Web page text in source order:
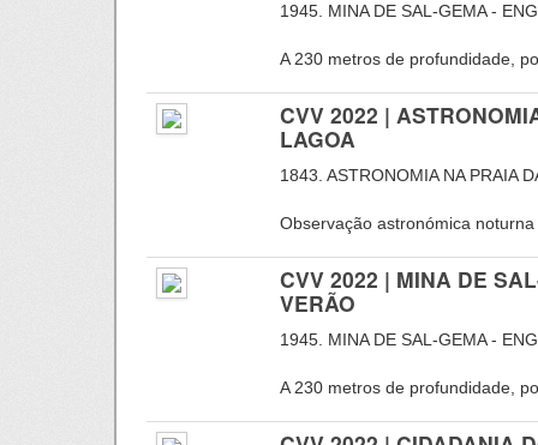
1945. MINA DE SAL-GEMA -
A 230 metros de profundidade,
CVV 2022 |
LAGOA
1843. ASTRONOMIA NA PRAIA
Observação astronómica
CVV 2022 | MINA DE
VERÃO
1945. MINA DE SAL-GEMA -
A 230 metros de profundidade,